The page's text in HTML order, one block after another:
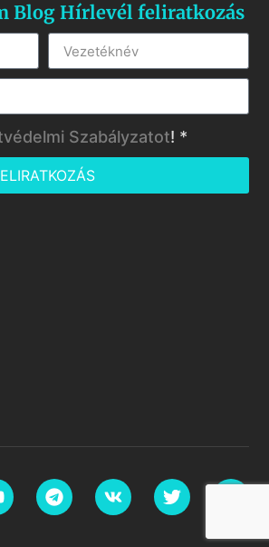
Blog Hírlevél feliratkozás
Szabályzatot! *